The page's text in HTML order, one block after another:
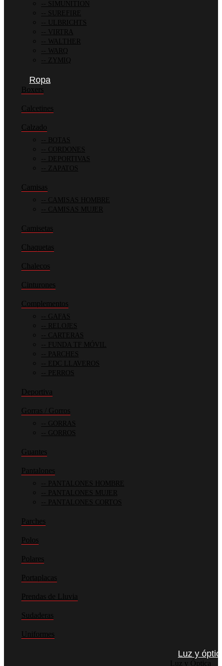
SIMUNITION
SUREFIRE
ULBRICHTS
VIRTRA
WALTHER
WARQ
ZYMIQ
Ropa
Boxers
Calcetines
Calzado
BOTAS
CORDONES
DEPORTIVAS
ZAPATOS
Camisas
CAMISAS HOMBRE
CAMISAS MUJER
Camisetas
Chaquetas
Chalecos
Cinturones
Complementos
GAFAS
RELOJES
CARTERAS
FUNDA TF MÓVIL
PARCHES
EDC LLAVEROS
PERROS
Deportiva
Gorras / Gorros
GORRAS
GORROS
Guantes
Pantalones
PANTALONES HOMBRE
PANTALONES MUJER
PANTALONES CORTOS
Parches
Polos
Polares
Portaplacas
Prendas de Lluvia
Sudaderas
Uniformes
Luz y
Luz y Óptica